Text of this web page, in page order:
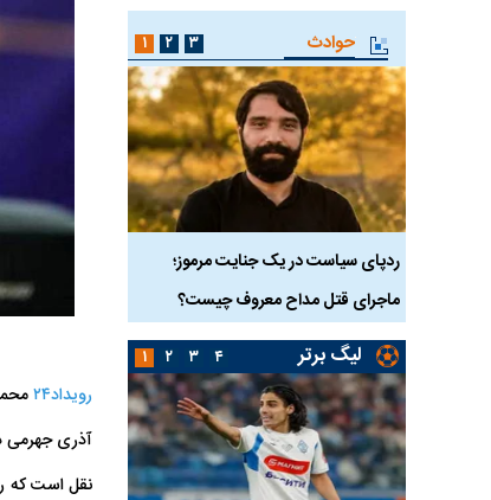
رویداد۲۴
آذری جهرمی
نقل است که
حوادث
ردپای سیاست در یک جنایت مرموز؛
ماجرای قتل مداح معروف چیست؟
جراحان قلابی
شدند؛ از تزریق
۱ ۲ ۳
لیگ برتر ۱ ۲ ۳ ۴